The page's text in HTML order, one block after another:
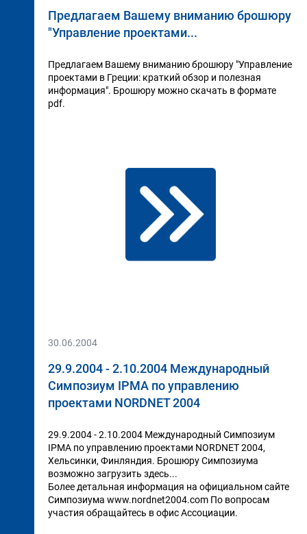
Предлагаем Вашему вниманию брошюру
"Управление проектами...
Предлагаем Вашему вниманию брошюру "Управление
проектами в Греции: краткий обзор и полезная
информация". Брошюру можно скачать в формате
pdf.
30.06.2004
29.9.2004 - 2.10.2004 Международный
Симпозиум IPMA по управлению
проектами NORDNET 2004
29.9.2004 - 2.10.2004 Международный Симпозиум
IPMA по управлению проектами NORDNET 2004,
Хельсинки, Финляндия. Брошюру Симпозиума
возможно загрузить здесь...
Более детальная информация на официальном сайте
Симпозиума www.nordnet2004.com По вопросам
участия обращайтесь в офис Ассоциации.